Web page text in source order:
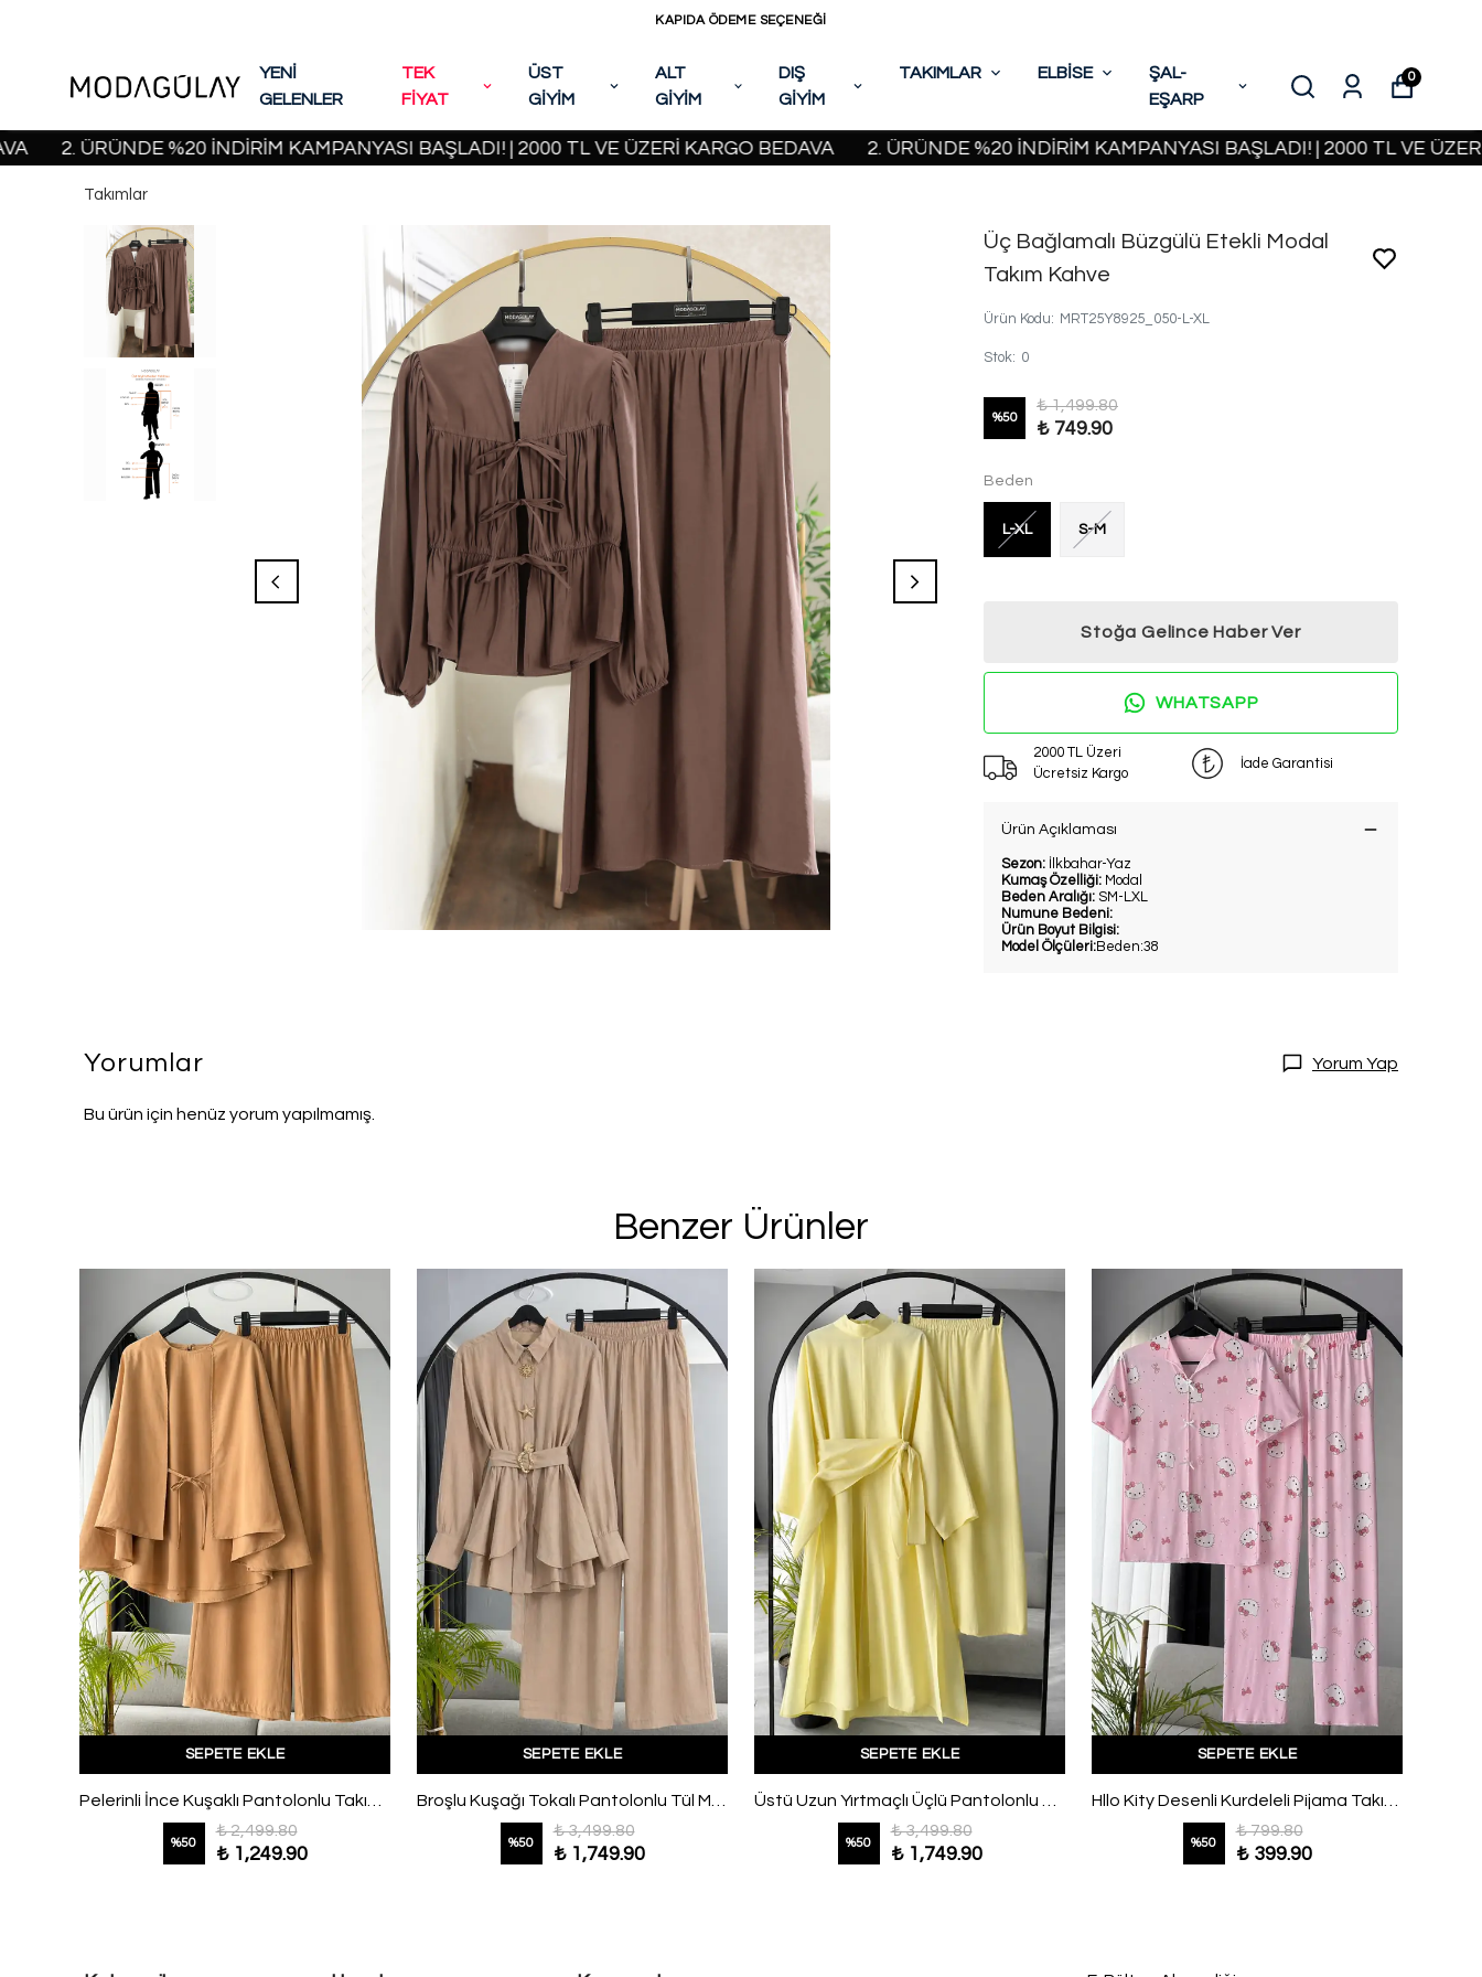
KAPIDA ÖDEME SEÇENEĞİ
YENİ
GELENLER
TEK
FİYAT
ÜST
GİYİM
ALT
GİYİM
DIŞ
GİYİM
TAKIMLAR ELBİSE
ŞAL-
EŞARP
0
ÜRÜNDE %20 İNDİRİM KAMPANYASI BAŞLADI! | 2000 TL VE ÜZERİ KARGO BEDAVA 2. ÜRÜNDE %20 İNDİRİM KAMPANYASI BAŞLADI! | 2000 TL VE ÜZERİ
Takımlar
Üç Bağlamalı Büzgülü Etekli Modal
Takım Kahve
Ürün Kodu: MRT25Y8925_050-L-XL
Stok: 0
%50
₺ 1,499.80
₺ 749.90
Beden
L-XL S-M
Stoğa Gelince Haber Ver
WHATSAPP
2000 TL Üzeri
Ücretsiz Kargo
İade Garantisi
Ürün Açıklaması
Sezon: İlkbahar-Yaz
Kumaş Özelliği: Modal
Beden Aralığı: SM-LXL
Numune Bedeni:
Ürün Boyut Bilgisi:
Model Ölçüleri:Beden:38
Yorumlar Yorum Yap
Bu ürün için henüz yorum yapılmamış.
Benzer Ürünler
SEPETE EKLE
Pelerinli İnce Kuşaklı Pantolonlu Takım Camel
%50
₺ 2,499.80
₺ 1,249.90
SEPETE EKLE
Broşlu Kuşağı Tokalı Pantolonlu Tül Modal Takım Vizon
%50
₺ 3,499.80
₺ 1,749.90
SEPETE EKLE
Üstü Uzun Yırtmaçlı Üçlü Pantolonlu Modal Takım Sarı
%50
₺ 3,499.80
₺ 1,749.90
SEPETE EKLE
Hllo Kity Desenli Kurdeleli Pijama Takımı Pembe
%50
₺ 799.80
₺ 399.90